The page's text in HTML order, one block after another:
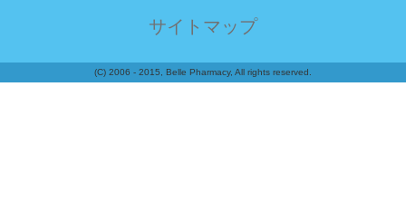
サイトマップ
(C) 2006 - 2015, Belle Pharmacy, All rights reserved.